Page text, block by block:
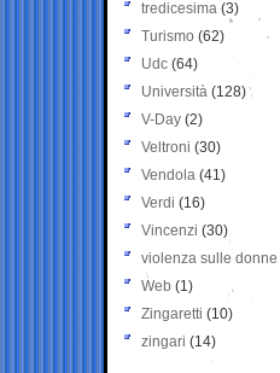
tredicesima (3)
Turismo (62)
Udc (64)
Università (128)
V-Day (2)
Veltroni (30)
Vendola (41)
Verdi (16)
Vincenzi (30)
violenza sulle donne
Web (1)
Zingaretti (10)
zingari (14)